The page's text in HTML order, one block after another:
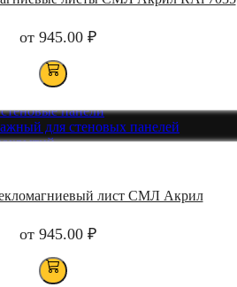
панели
для стеновых панелей
от 945.00 ₽
лист СМЛ Акрил
от 945.00 ₽